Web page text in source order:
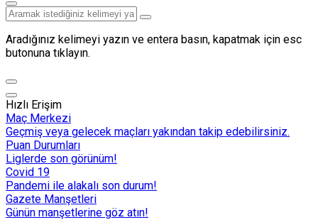
Aradığınız kelimeyi yazın ve entera basın, kapatmak için esc
butonuna tıklayın.
Hızlı Erişim
Maç Merkezi
Geçmiş veya gelecek maçları yakından takip edebilirsiniz.
Puan Durumları
Liglerde son görünüm!
Covid 19
Pandemi ile alakalı son durum!
Gazete Manşetleri
Günün manşetlerine göz atın!